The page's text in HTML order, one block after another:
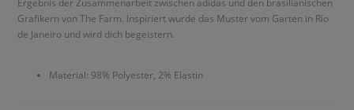
Grafikern von The Farm. Inspiriert wurde das Muster vom Garten in Rio
de Janeiro und wird dich begeistern.
Material: 98% Polyester, 2% Elastin